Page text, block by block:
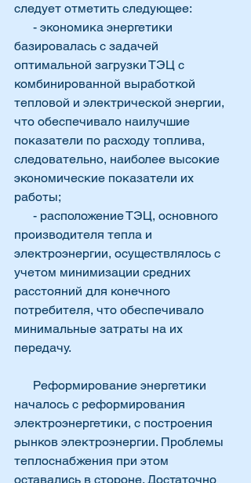
следует отметить следующее:
базировалась с задачей
оптимальной загрузки ТЭЦ с
комбинированной выработкой
тепловой и электрической энергии,
что обеспечивало наилучшие
показатели по расходу топлива,
следовательно, наиболее высокие
экономические показатели их
работы;
производителя тепла и
электроэнергии, осуществлялось с
учетом минимизации средних
расстояний для конечного
потребителя, что обеспечивало
минимальные затраты на их
передачу.
началось с реформирования
электроэнергетики, с построения
рынков электроэнергии. Проблемы
теплоснабжения при этом
оставались в стороне. Достаточно